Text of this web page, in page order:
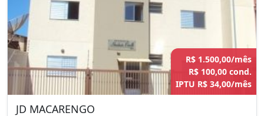
R$ 1.500,00/mês
R$ 100,00 cond.
IPTU R$ 34,00/mês
JD MACARENGO